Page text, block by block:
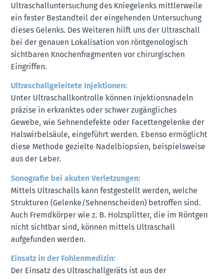
Ultraschalluntersuchung des Kniegelenks mittlerweile
ein fester Bestandteil der eingehenden Untersuchung
dieses Gelenks. Des Weiteren hilft uns der Ultraschall
bei der genauen Lokalisation von röntgenologisch
sichtbaren Knochenfragmenten vor chirurgischen
Eingriffen.
Ultraschallgeleitete Injektionen:
Unter Ultraschallkontrolle können Injektionsnadeln
präzise in erkranktes oder schwer zugängliches
Gewebe, wie Sehnendefekte oder Facettengelenke der
Halswirbelsäule, eingeführt werden. Ebenso ermöglicht
diese Methode gezielte Nadelbiopsien, beispielsweise
aus der Leber.
Sonografie bei akuten Verletzungen:
Mittels Ultraschalls kann festgestellt werden, welche
Strukturen (Gelenke/Sehnenscheiden) betroffen sind.
Auch Fremdkörper wie z. B. Holzsplitter, die im Röntgen
nicht sichtbar sind, können mittels Ultraschall
aufgefunden werden.
Einsatz in der Fohlenmedizin:
Der Einsatz des Ultraschallgeräts ist aus der